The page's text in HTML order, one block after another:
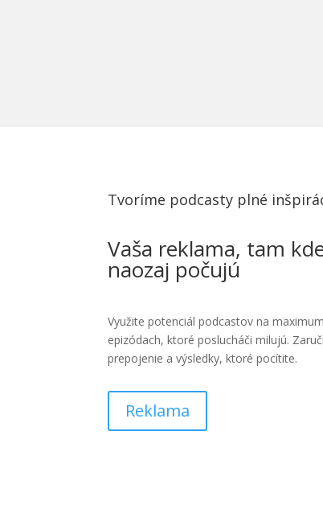
Tvoríme podcasty plné
Vaša reklama, tam
naozaj počujú
Využite potenciál podcastov na
epizódach, ktoré poslucháči milujú.
prepojenie a výsledky, ktoré pocítite.
Reklama